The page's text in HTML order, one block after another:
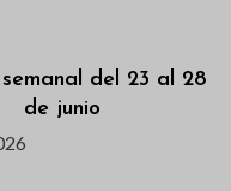
del 23 al 28
de junio